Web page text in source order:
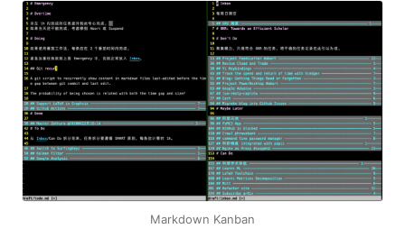
Markdown Kanban